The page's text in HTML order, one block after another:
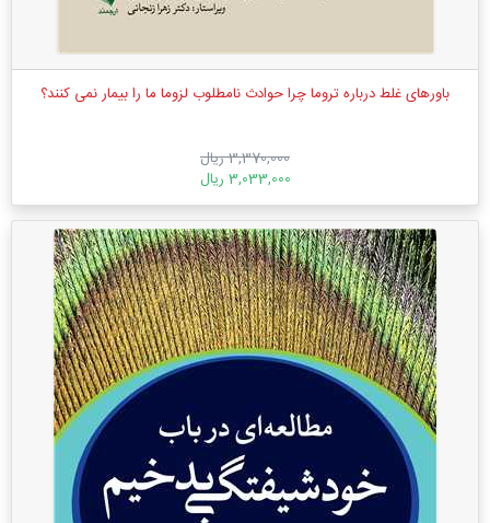
باورهای غلط درباره تروما چرا حوادث نامطلوب لزوما ما را بیمار نمی کنند؟
3,370,000 ریال
3,033,000 ریال